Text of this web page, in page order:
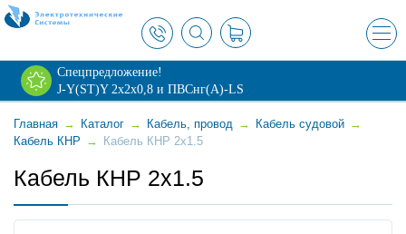
×
Спецпредложение!
J-Y(ST)Y 2х2х0,8 и ПВСнг(А)-LS
Главная → Каталог → Кабель, провод → Кабель судовой →
Кабель КНР → Кабель КНР 2x1.5
Кабель КНР 2x1.5